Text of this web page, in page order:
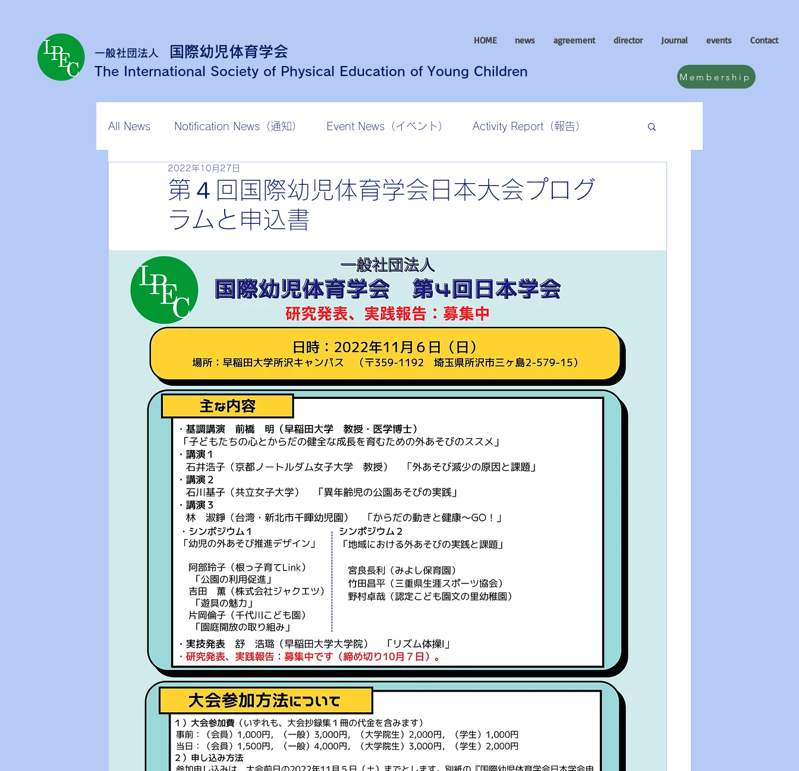
一般社団法人 国際幼児体育学会
The International Society of Physical Education of Young Children
HOME news agreement director Journal events Contact
Membership
All News Notification News（通知） Event News（イベント） Activity Report（報告）
第４回国際幼児体育学会日本大会プログ
ラムと申込書
2022年10月27日